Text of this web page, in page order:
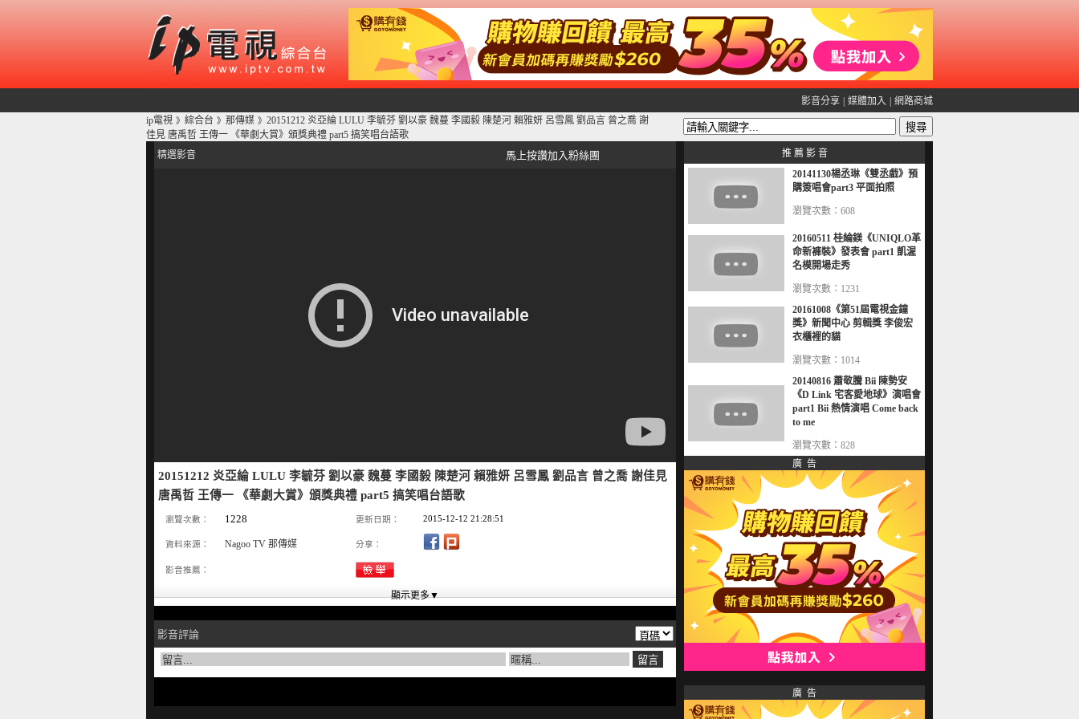
影音分享 媒體加入
網路商城
ip電視 》 綜合台 》 那傳媒 》 20151212 炎亞綸 LULU 李毓芬 劉以豪 魏蔓 李國毅 陳楚河 賴雅妍 呂雪鳳 劉品言 曾之喬 謝
佳見 唐禹哲 王傳一 《華劇大賞》頒獎典禮 part5 搞笑唱台語歌
精選影音
馬上按讚加入粉絲團
20151212 炎亞綸 LULU 李毓芬 劉以豪 魏蔓 李國毅 陳楚河 賴雅妍 呂雪鳳 劉品言 曾之喬 謝佳見
唐禹哲 王傳一 《華劇大賞》頒獎典禮 part5 搞笑唱台語歌
瀏覽次數： 1228 更新日期： 2015-12-12 21:28:51
資料來源： Nagoo TV 那傳媒 分享：
影音推薦：
影音評論
推 薦 影 音
20141130楊丞琳《雙丞戲》預
購簽唱會part3 平面拍照
瀏覽次數：608
20160511 桂綸鎂《UNIQLO革
命新褲裝》發表會 part1 凱渥
名模開場走秀
瀏覽次數：1231
20161008《第51屆電視金鐘
獎》新聞中心 剪輯獎 李俊宏
衣櫃裡的貓
瀏覽次數：1014
20140816 蕭敬騰 Bii 陳勢安
《D Link 宅客愛地球》演唱會
part1 Bii 熱情演唱 Come back
to me
瀏覽次數：828
廣 告
廣 告